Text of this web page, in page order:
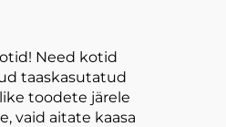
Need kotid
taaskasutatud
toodete järele
vaid aitate kaasa